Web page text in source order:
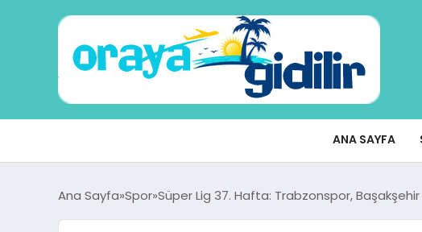
ANA SAYFA
Ana Sayfa Spor Süper Lig 37. Hafta: Trabzonspor,